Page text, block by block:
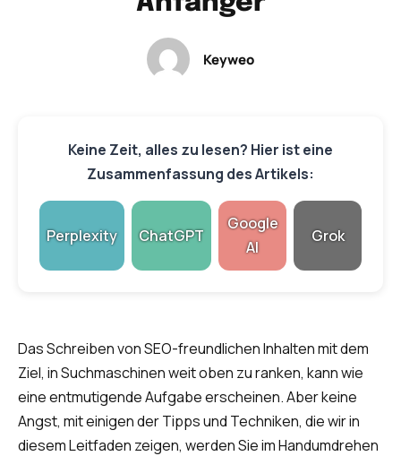
Keyweo
Keine Zeit, alles zu lesen? Hier ist eine
Zusammenfassung des Artikels:
Perplexity ChatGPT
Google
AI
Grok
Das Schreiben von SEO-freundlichen Inhalten mit dem
Ziel, in Suchmaschinen weit oben zu ranken, kann wie
eine entmutigende Aufgabe erscheinen. Aber keine
Angst, mit einigen der Tipps und Techniken, die wir in
diesem Leitfaden zeigen, werden Sie im Handumdrehen